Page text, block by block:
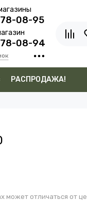
08-95
08-94
РАСПРОДАЖА!
может отличаться от